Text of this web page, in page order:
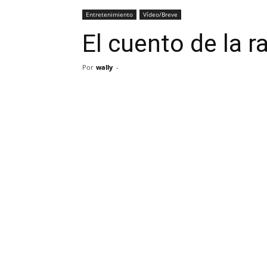
Entretenimiento Vídeo/Breve
El cuento de la
Por wally -